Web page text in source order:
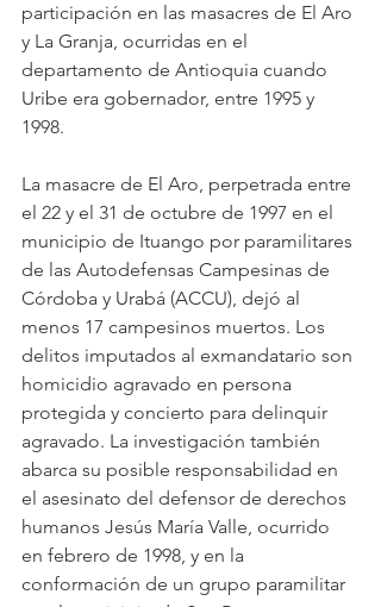
participación en las masacres de El Aro
y La Granja, ocurridas en el
departamento de Antioquia cuando
Uribe era gobernador, entre 1995 y
1998.
La masacre de El Aro, perpetrada entre
el 22 y el 31 de octubre de 1997 en el
municipio de Ituango por paramilitares
de las Autodefensas Campesinas de
Córdoba y Urabá (ACCU), dejó al
menos 17 campesinos muertos. Los
delitos imputados al exmandatario son
homicidio agravado en persona
protegida y concierto para delinquir
agravado. La investigación también
abarca su posible responsabilidad en
el asesinato del defensor de derechos
humanos Jesús María Valle, ocurrido
en febrero de 1998, y en la
conformación de un grupo paramilitar